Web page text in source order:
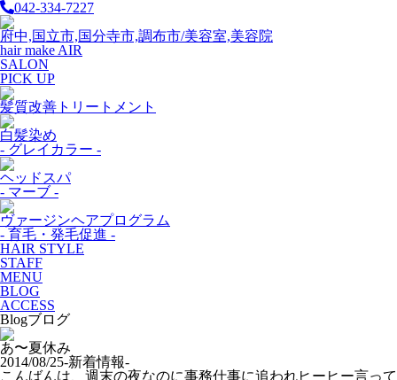
042-334-7227
府中,国立市,国分寺市,調布市/美容室,美容院
hair make AIR
SALON
PICK UP
髪質改善トリートメント
白髪染め
- グレイカラー -
ヘッドスパ
- マーブ -
ヴァージンヘアプログラム
- 育毛・発毛促進 -
HAIR STYLE
STAFF
MENU
BLOG
ACCESS
Blogブログ
あ〜夏休み
2014/08/25-新着情報-
こんばんは、週末の夜なのに事務仕事に追われヒーヒー言って